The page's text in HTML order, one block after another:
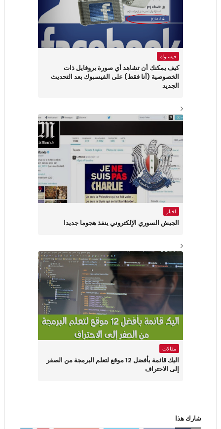
فيسبوك
كيف يمكنك أن تشاهد أي صورة بروفايل ذات
الخصوصية (أنا فقط) على الفيسبوك بعد التحديث
الجديد
اخبار
الجيش السوري الإلكتروني ينفذ هجوما جديدا
مقالات
اليك قائمة بأفضل 12 موقع لتعلم البرمجة من الصفر
إلى الاحتراف
شارك هذا